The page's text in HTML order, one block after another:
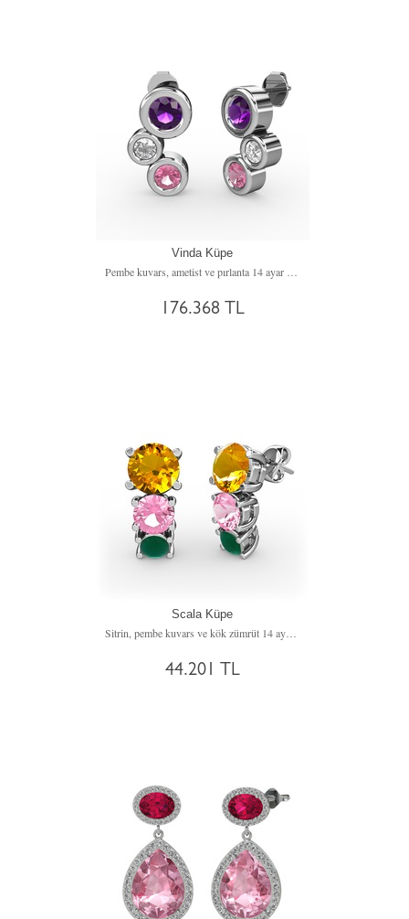
Vinda Küpe
176.368 TL
Scala Küpe
Sitrin, pembe kuvars ve kök zümrüt 14 ayar beyaz altın küpe
44.201 TL